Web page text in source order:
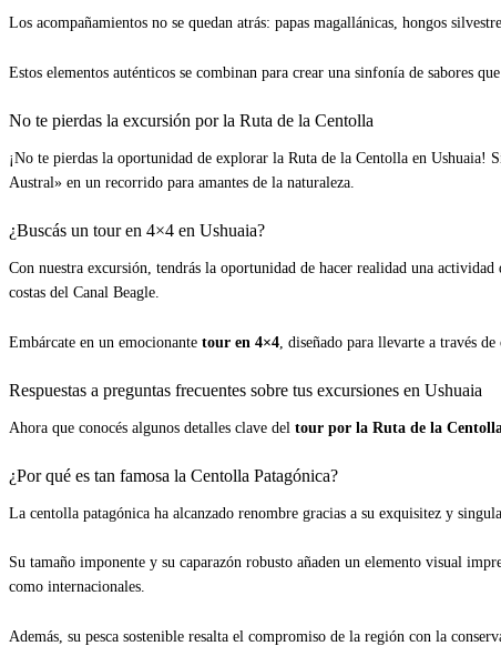
Los acompañamientos no se quedan atrás: papas magallánicas, hongos
Estos elementos auténticos se combinan para crear una sinfonía de sabores
No te pierdas la excursión por la Ruta de la Centolla
¡No te pierdas la oportunidad de explorar la Ruta de la Centolla en Ushuaia!
Austral» en un recorrido para amantes de la naturaleza.
¿Buscás un tour en 4×4 en Ushuaia?
Con nuestra excursión, tendrás la oportunidad de hacer realidad una
costas del Canal Beagle.
Embárcate en un emocionante tour en 4×4 , diseñado para llevarte a través
Respuestas a preguntas frecuentes sobre tus excursiones en Ushuaia
Ahora que conocés algunos detalles clave del tour por la Ruta de la
¿Por qué es tan famosa la Centolla Patagónica?
La centolla patagónica ha alcanzado renombre gracias a su exquisitez y
Su tamaño imponente y su caparazón robusto añaden un elemento visual
como internacionales.
Además, su pesca sostenible resalta el compromiso de la región con la